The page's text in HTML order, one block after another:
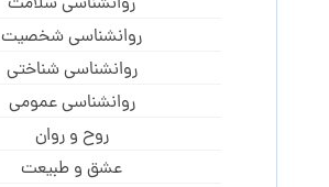
روانشناسی شخصیت
روانشناسی شناختی
روانشناسی عمومی
روح و روان
عشق و طبیعت